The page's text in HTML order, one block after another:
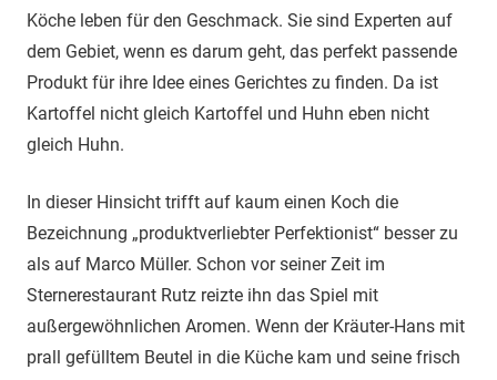
14.
November
2019
Carina
Gröön
Schnack
Blog
,
Köche leben für den Geschmack. Sie sind Experten auf
dem Gebiet, wenn es darum geht, das perfekt passende
Produkt für ihre Idee eines Gerichtes zu finden. Da ist
Kartoffel nicht gleich Kartoffel und Huhn eben nicht
gleich Huhn.
In dieser Hinsicht trifft auf kaum einen Koch die
Bezeichnung „produktverliebter Perfektionist“ besser zu
als auf Marco Müller. Schon vor seiner Zeit im
Sternerestaurant Rutz reizte ihn das Spiel mit
außergewöhnlichen Aromen. Wenn der Kräuter-Hans mit
prall gefülltem Beutel in die Küche kam und seine frisch